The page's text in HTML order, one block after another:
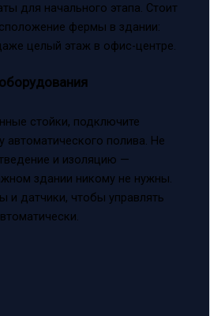
для начального этапа. Стоит
фермы в здании:
целый этаж в офис-центре.
стойки, подключите
автоматического полива. Не
и изоляцию —
здании никому не нужны.
и датчики, чтобы управлять